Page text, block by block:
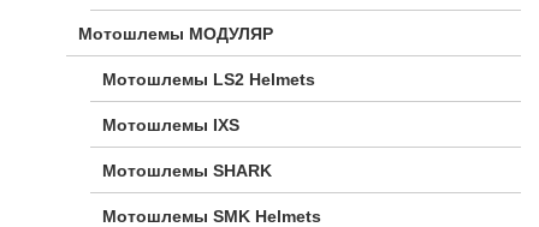
Мотошлемы МОДУЛЯР
Мотошлемы LS2 Helmets
Мотошлемы IXS
Мотошлемы SHARK
Мотошлемы SMK Helmets